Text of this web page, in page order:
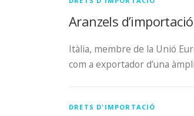
Aranzels
Itàlia, membre de la Unió
com a exportador d’una
DRETS D'IMPORTACIÓ